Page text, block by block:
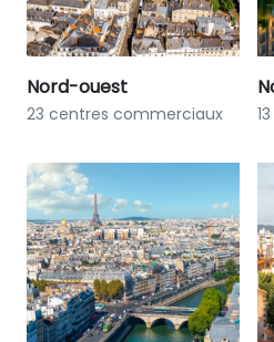
Nord-ouest
23 centres commerciaux